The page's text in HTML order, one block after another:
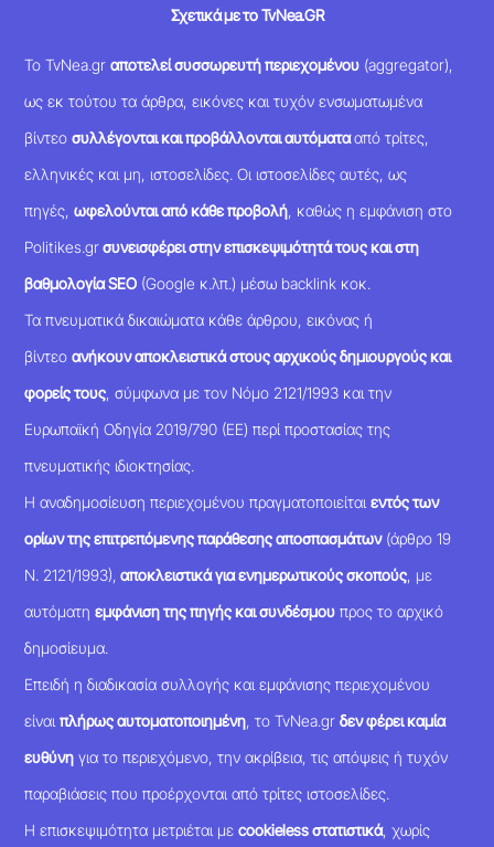
Σχετικά με το TvNea.GR
Το TvNea.grαποτελεί συσσωρευτή περιεχομένου (aggregator),
ως εκ τούτου τα άρθρα, εικόνες και τυχόν ενσωματωμένα
βίντεοσυλλέγονται και προβάλλονται αυτόματααπό τρίτες,
ελληνικές και μη, ιστοσελίδες. Οι ιστοσελίδες αυτές, ως
πηγές,ωφελούνται από κάθε προβολή , καθώς η εμφάνιση στο
Politikes.grσυνεισφέρει στην επισκεψιμότητά τους και στη
βαθμολογία SEO (Google κ.λπ.) μέσω backlink κοκ.
Τα πνευματικά δικαιώματα κάθε άρθρου, εικόνας ή
βίντεοανήκουν αποκλειστικά στους αρχικούς δημιουργούς και
φορείς τους , σύμφωνα με τον Νόμο 2121/1993 και την
Ευρωπαϊκή Οδηγία 2019/790 (ΕΕ) περί προστασίας της
πνευματικής ιδιοκτησίας.
Η αναδημοσίευση περιεχομένου πραγματοποιείταιεντός των
ορίων της επιτρεπόμενης παράθεσης αποσπασμάτων(άρθρο 19
Ν. 2121/1993), αποκλειστικά για ενημερωτικούς σκοπούς , με
αυτόματηεμφάνιση της πηγής και συνδέσμου προς το αρχικό
δημοσίευμα.
Επειδή η διαδικασία συλλογής και εμφάνισης περιεχομένου
είναιπλήρως αυτοματοποιημένη , το TvNea.grδεν φέρει καμία
ευθύνη για το περιεχόμενο, την ακρίβεια, τις απόψεις ή τυχόν
παραβιάσεις που προέρχονται από τρίτες ιστοσελίδες.
Η επισκεψιμότητα μετριέται μεcookieless στατιστικά, χωρίς